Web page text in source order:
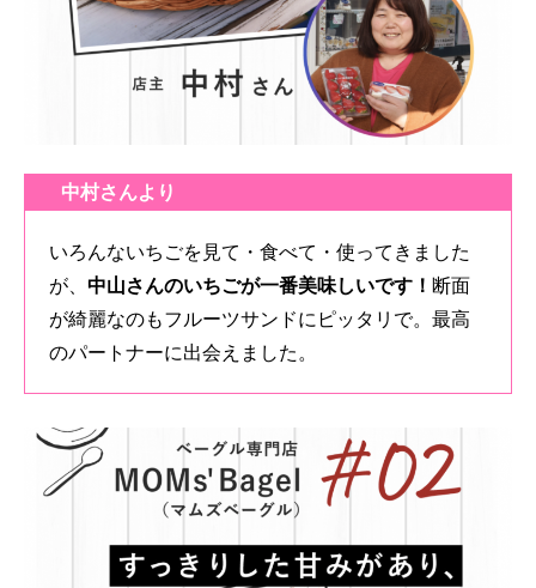
中村さんより
いろんないちごを見て・食べて・使ってきました
が、 中山さんのいちごが一番美味しいです！ 断面
が綺麗なのもフルーツサンドにピッタリで。最高
のパートナーに出会えました。